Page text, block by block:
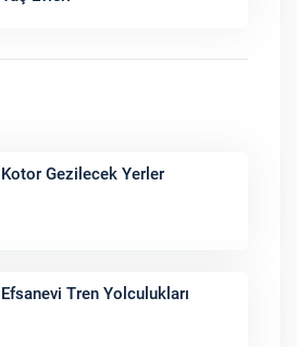
Kotor Gezilecek Yerler
Efsanevi Tren Yolculukları